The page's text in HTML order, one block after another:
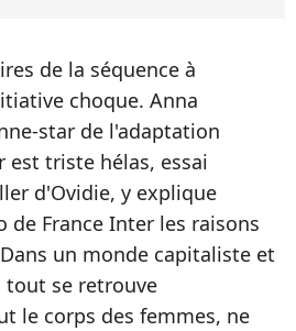
de la séquence à
choque. Anna
star de l'adaptation
est triste hélas, essai
d'Ovidie, y explique
de France Inter les raisons
un monde capitaliste et
se retrouve
le corps des femmes, ne